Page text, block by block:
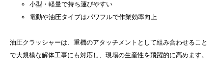
小型・軽量で持ち運びやすい
電動や油圧タイプはパワフルで作業効率向上
油圧クラッシャーは、重機のアタッチメントとして組み合わせること
で大規模な解体工事にも対応し、現場の生産性を飛躍的に高めます。